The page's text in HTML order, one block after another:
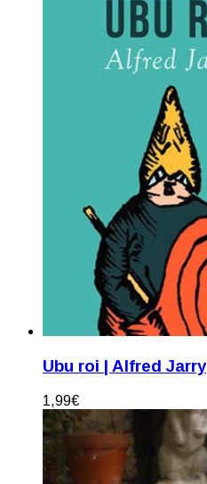
Ubu roi | Alfred Jarry
1,99€